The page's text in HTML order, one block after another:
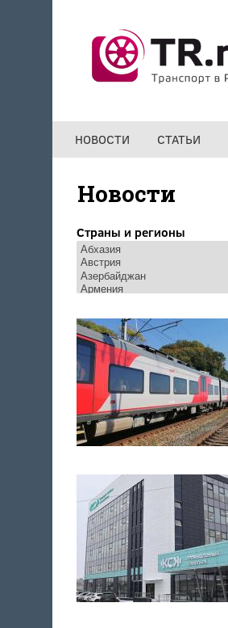
НОВОСТИ СТАТЬИ
Новости
Страны и регионы